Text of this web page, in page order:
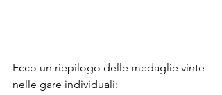
Ecco un riepilogo delle medaglie vinte
nelle gare individuali: